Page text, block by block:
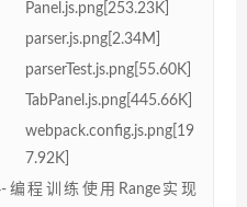
Panel.js.png[253.23K]
parser.js.png[2.34M]
parserTest.js.png[55.60K]
TabPanel.js.png[445.66K]
webpack.config.js.png[19
7.92K]
编程训练使用Range实现